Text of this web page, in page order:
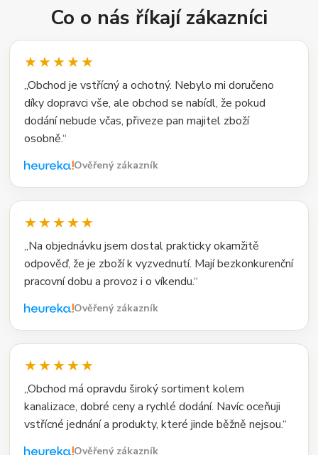
Co o nás říkají zákazníci
★★★★★
„Obchod je vstřícný a ochotný. Nebylo mi doručeno
díky dopravci vše, ale obchod se nabídl, že pokud
dodání nebude včas, přiveze pan majitel zboží
osobně.“
Ověřený zákazník
★★★★★
„Na objednávku jsem dostal prakticky okamžitě
odpověď, že je zboží k vyzvednutí. Mají bezkonkurenční
pracovní dobu a provoz i o víkendu.“
Ověřený zákazník
★★★★★
„Obchod má opravdu široký sortiment kolem
kanalizace, dobré ceny a rychlé dodání. Navíc oceňuji
vstřícné jednání a produkty, které jinde běžně nejsou.“
Ověřený zákazník